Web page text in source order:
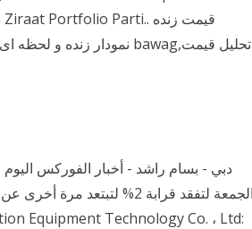
دبي - بسام راشد - أخبار الفوركس